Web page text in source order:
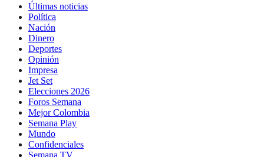
Últimas noticias
Política
Nación
Dinero
Deportes
Opinión
Impresa
Jet Set
Elecciones 2026
Foros Semana
Mejor Colombia
Semana Play
Mundo
Confidenciales
Semana TV